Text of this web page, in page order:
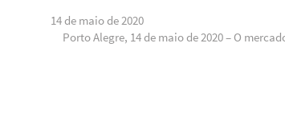
14 de maio de 2020
Porto Alegre, 14 de maio de 2020 – O